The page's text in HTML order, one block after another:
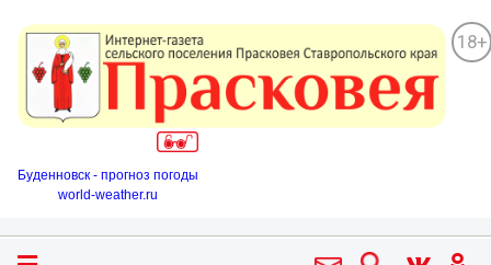
18+
Буденновск - прогноз погоды
world-weather.ru